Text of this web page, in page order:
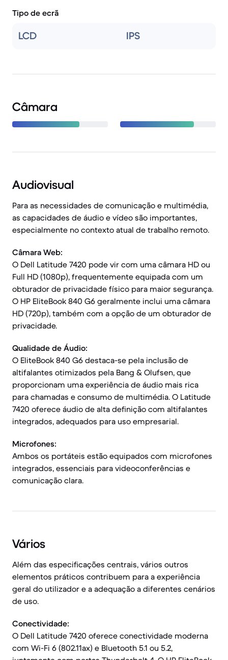
Tipo de ecrã
LCD IPS
Câmara
Audiovisual
Para as necessidades de comunicação e multimédia,
as capacidades de áudio e vídeo são importantes,
especialmente no contexto atual de trabalho remoto.
Câmara Web:
O Dell Latitude 7420 pode vir com uma câmara HD ou
Full HD (1080p), frequentemente equipada com um
obturador de privacidade físico para maior segurança.
O HP EliteBook 840 G6 geralmente inclui uma câmara
HD (720p), também com a opção de um obturador de
privacidade.
Qualidade de Áudio:
O EliteBook 840 G6 destaca-se pela inclusão de
altifalantes otimizados pela Bang & Olufsen, que
proporcionam uma experiência de áudio mais rica
para chamadas e consumo de multimédia. O Latitude
7420 oferece áudio de alta definição com altifalantes
integrados, adequados para uso empresarial.
Microfones:
Ambos os portáteis estão equipados com microfones
integrados, essenciais para videoconferências e
comunicação clara.
Vários
Além das especificações centrais, vários outros
elementos práticos contribuem para a experiência
geral do utilizador e a adequação a diferentes cenários
de uso.
Conectividade:
O Dell Latitude 7420 oferece conectividade moderna
com Wi-Fi 6 (802.11ax) e Bluetooth 5.1 ou 5.2,